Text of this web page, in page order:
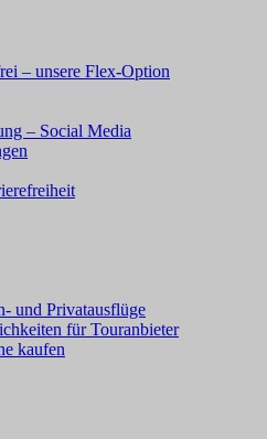
– unsere Flex-Option
– Social Media
und Privatausflüge
für Touranbieter
kaufen